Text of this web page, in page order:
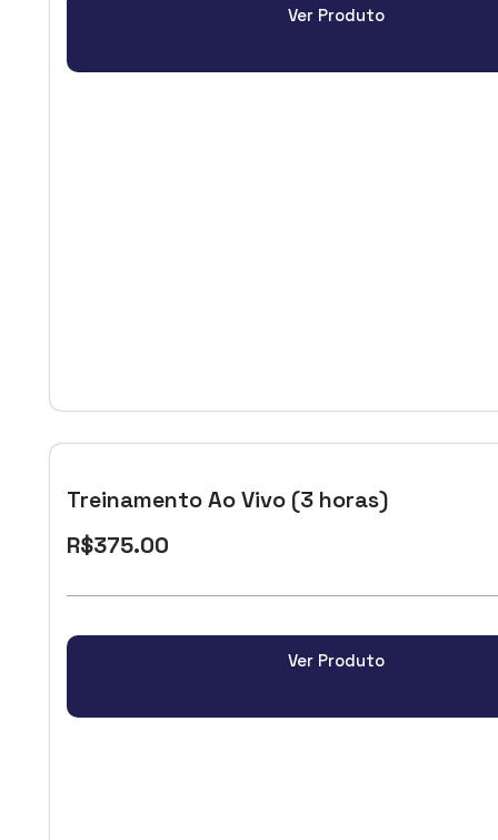
Ver Produto
Treinamento Ao Vivo (3 horas)
R$375.00
Ver Produto